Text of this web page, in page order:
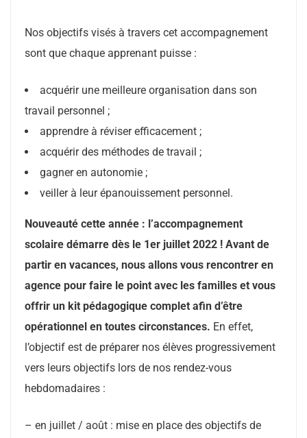
Nos objectifs visés à travers cet accompagnement
sont que chaque apprenant puisse :
acquérir une meilleure organisation dans son
travail personnel ;
apprendre à réviser efficacement ;
acquérir des méthodes de travail ;
gagner en autonomie ;
veiller à leur épanouissement personnel.
Nouveauté cette année : l’accompagnement
scolaire démarre dès le 1er juillet 2022 ! Avant de
partir en vacances, nous allons vous rencontrer en
agence pour faire le point avec les familles et vous
offrir un kit pédagogique complet afin d’être
opérationnel en toutes circonstances. En effet,
l’objectif est de préparer nos élèves progressivement
vers leurs objectifs lors de nos rendez-vous
hebdomadaires :
– en juillet / août : mise en place des objectifs de